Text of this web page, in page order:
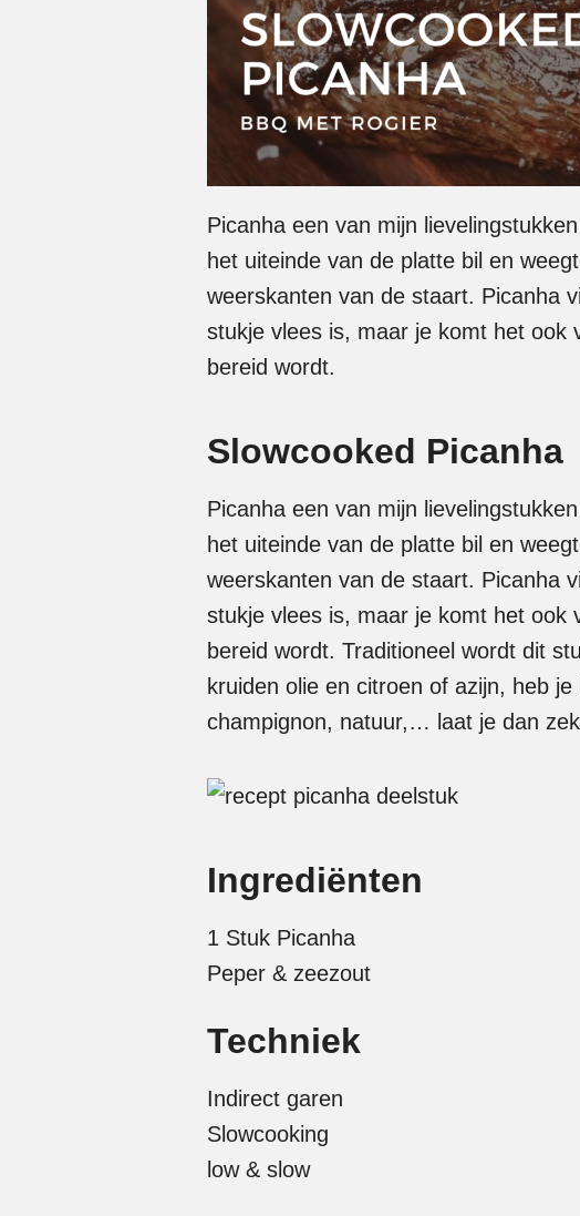
Picanha een van mijn
het uiteinde van de platte bil en
weerskanten van de staart. Picanha
stukje vlees is, maar je komt het ook
bereid wordt.
Slowcooked Picanha
Picanha een van mijn
het uiteinde van de platte bil en
weerskanten van de staart. Picanha
stukje vlees is, maar je komt het ook
bereid wordt. Traditioneel wordt dit
kruiden olie en citroen of azijn, heb
champignon, natuur,… laat je dan
Ingrediënten
1 Stuk Picanha
Peper & zeezout
Techniek
Indirect garen
Slowcooking
low & slow